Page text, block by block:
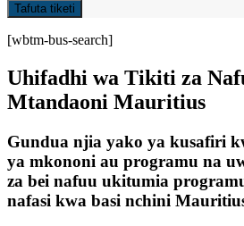
Tafuta tiketi
[wbtm-bus-search]
Uhifadhi wa Tikiti za
Mtandaoni Mauritius
Gundua njia yako ya kusafiri
ya mkononi au programu na
za bei nafuu ukitumia
nafasi kwa basi nchini